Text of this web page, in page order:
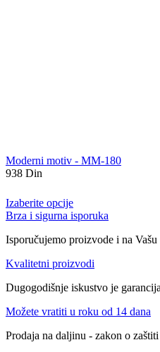
Moderni motiv - MM-180
938 Din
Izaberite opcije
Brza i sigurna isporuka
Isporučujemo proizvode i na Vašu
Kvalitetni proizvodi
Dugogodišnje iskustvo je
Možete vratiti u roku od 14 dana
Prodaja na daljinu - zakon o zaštiti